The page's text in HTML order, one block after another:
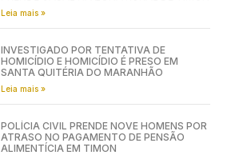
Leia mais »
INVESTIGADO POR TENTATIVA DE
HOMICÍDIO E HOMICÍDIO É PRESO EM
SANTA QUITÉRIA DO MARANHÃO
Leia mais »
POLÍCIA CIVIL PRENDE NOVE HOMENS POR
ATRASO NO PAGAMENTO DE PENSÃO
ALIMENTÍCIA EM TIMON